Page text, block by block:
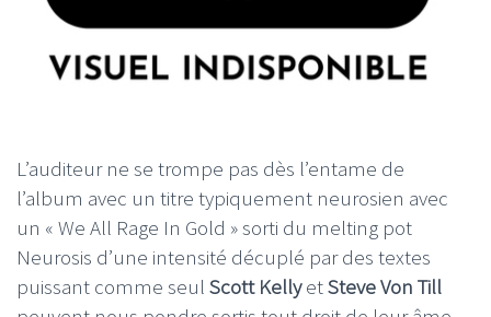
L’auditeur ne se trompe pas dès l’entame de
l’album avec un titre typiquement neurosien avec
un « We All Rage In Gold » sorti du melting pot
Neurosis d’une intensité décuplé par des textes
puissant comme seul Scott KellyetSteve Von Till